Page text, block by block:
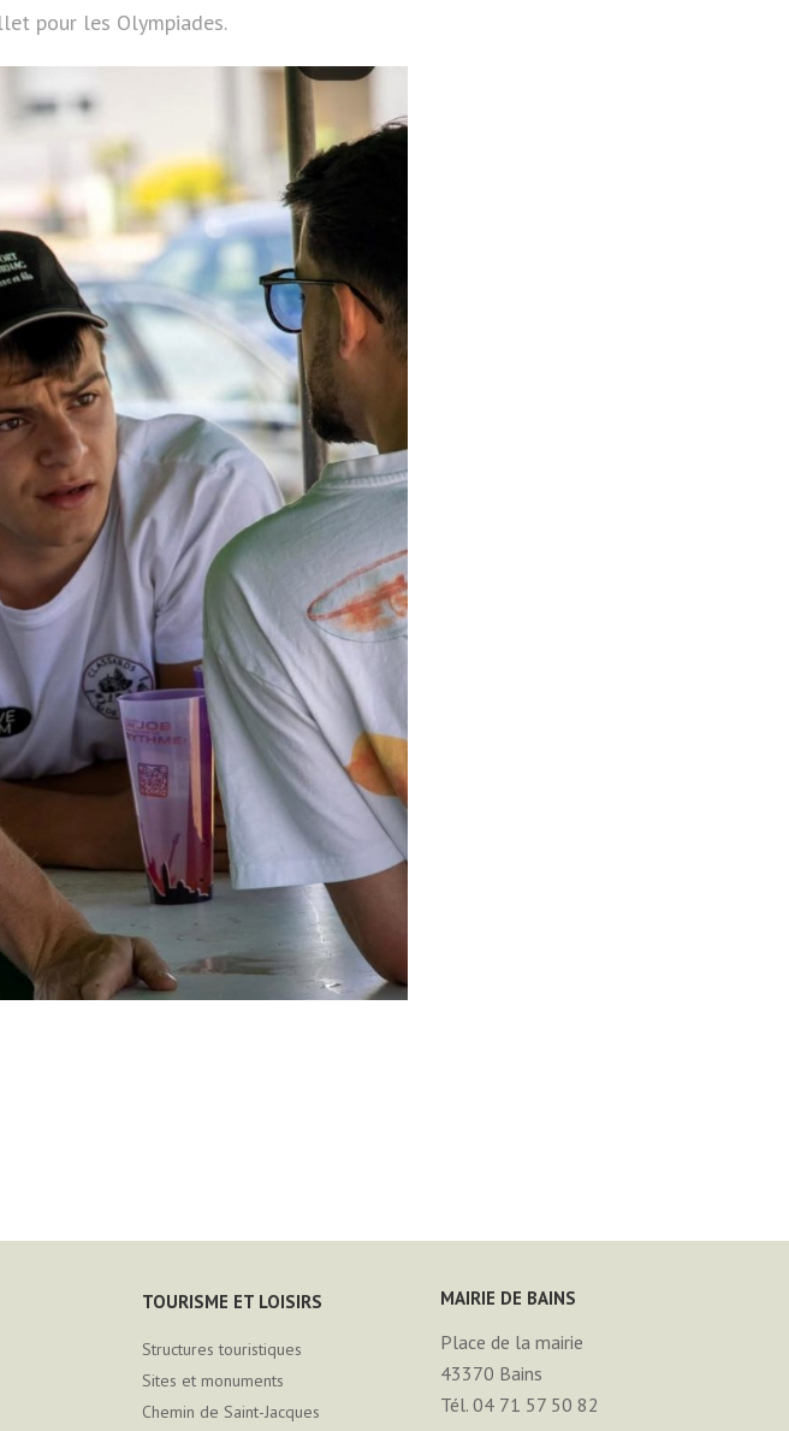
pour les Olympiades.
TOURISME ET LOISIRS
Structures touristiques
Sites et monuments
Chemin de Saint-Jacques
MAIRIE DE BAINS
Place de la mairie
43370 Bains
Tél. 04 71 57 50 82